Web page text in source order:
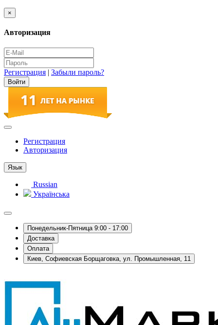
×
Авторизация
Регистрация | Забыли пароль?
Регистрация
Авторизация
Язык
Russian
Українська
Понедельник-Пятница 9:00 - 17:00
Доставка
Оплата
Киев, Софиевская Борщаговка, ул. Промышленная, 11